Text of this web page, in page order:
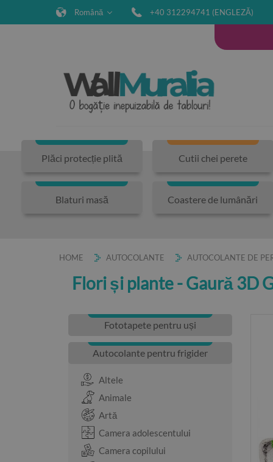
Română +40 312294741 (ENGLEZĂ)
Plăci protecție plită Cutii chei perete
Blaturi masă Coastere de lumânări
HOME AUTOCOLANTE AUTOCOLANTE DE
Flori și plante - Gaură 3D
Fototapete pentru uși
Autocolante pentru frigider
Altele
Animale
Artă
Camera adolescentului
Camera copilului